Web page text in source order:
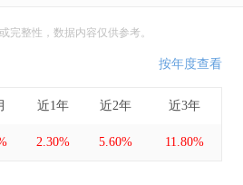
完整性，数据内容仅供参考。
按年度查看
近1年 近2年 近3年
2.30% 5.60% 11.80%